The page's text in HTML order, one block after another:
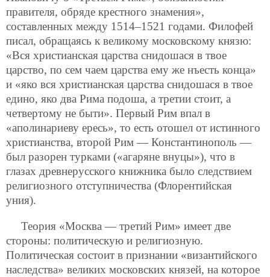
правителя, обряде крестного знамения»,
составленных между 1514–1521 годами. Филофей
писал, обращаясь к великому московскому князю:
«Вся христианская царства снидошася в твое
царство, по сем чаем царства ему же нъесть конца»
и «яко вся христианская царства снидошася в твое
едино, яко два Рима подоша, а третии стоит, а
четвертому не быти». Первый Рим впал в
«аполинариеву ересь», то есть отошел от истинного
христианства, второй Рим — Константинополь —
был разорен турками («агаряне внуцы»), что в
глазах древнерусского книжника было следствием
религиозного отступничества (Флорентийская
уния).
Теория «Москва — третий Рим» имеет две
стороны: политическую и религиозную.
Политическая состоит в признании «византийского
наследства» великих московских князей, на которое